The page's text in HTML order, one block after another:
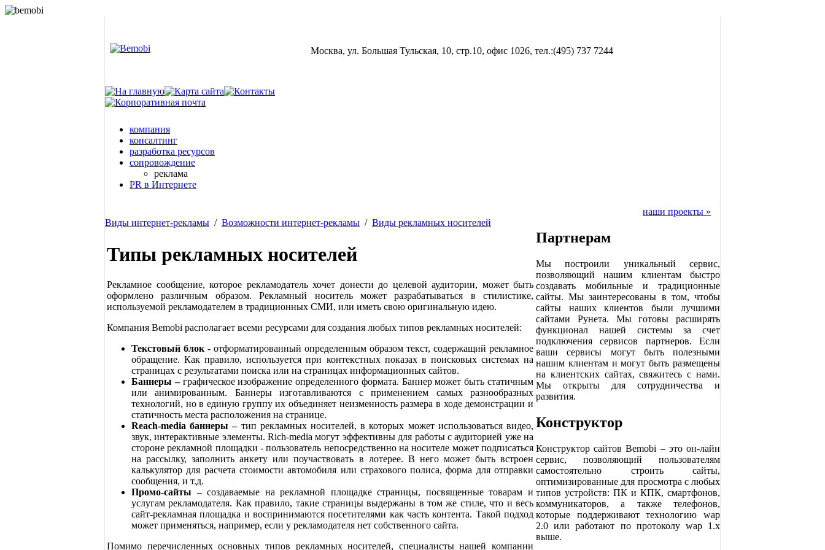
Москва, ул. Большая Тульская, 10, стр.10, офис 1026, тел.:(495) 737 7244
компания
консалтинг
разработка ресурсов
сопровождение
реклама
PR в Интернете
наши проекты »
Виды интернет-рекламы / Возможности интернет-рекламы / Виды рекламных носителей
Типы рекламных носителей
Рекламное сообщение, которое рекламодатель хочет донести до целевой аудитории, может быть
оформлено различным образом. Рекламный носитель может разрабатываться в стилистике,
используемой рекламодателем в традиционных СМИ, или иметь свою оригинальную идею.
Компания Bemobi располагает всеми ресурсами для создания любых типов рекламных носителей:
Текстовый блок - отформатированный определенным образом текст, содержащий рекламное
обращение. Как правило, используется при контекстных показах в поисковых системах на
страницах с результатами поиска или на страницах информационных сайтов.
Баннеры – графическое изображение определенного формата. Баннер может быть статичным
или анимированным. Баннерыизготавливаются с применением самых разнообразных
технологий, но в единую группу их объединяет неизменность размера в ходе демонстрации и
статичность места расположения на странице.
Reach-media баннеры – тип рекламных носителей, в которых может использоваться видео,
звук, интерактивные элементы. Rich-media могут эффективны для работы с аудиторией уже на
стороне рекламной площадки - пользователь непосредственно на носителе может подписаться
на рассылку, заполнить анкету или поучаствовать в лотерее. В него может быть встроен
калькулятор для расчета стоимости автомобиля или страхового полиса, форма для отправки
сообщения, и т.д.
Промо-сайты –создаваемые на рекламной площадке страницы, посвященные товарам и
услугам рекламодателя. Как правило, такие страницы выдержаны в том же стиле, что и весь
сайт-рекламная площадка и воспринимаются посетителями как часть контента. Такой подход
может применяться, например, если у рекламодателя нет собственного сайта.
Помимо перечисленных основных типов рекламных носителей, специалисты нашей компании
Партнерам
Мы построили уникальный сервис,
позволяющий нашим клиентам быстро
создавать мобильные и традиционные
сайты. Мы заинтересованы в том, чтобы
сайты наших клиентов были лучшими
сайтами Рунета. Мы готовы расширять
функционал нашей системы за счет
подключения сервисов партнеров. Если
ваши сервисы могут быть полезными
нашим клиентам и могут быть размещены
на клиентских сайтах, свяжитесь с нами.
Мы открыты для сотрудничества и
развития.
Конструктор
Конструктор сайтов Bemobi – это он-лайн
сервис, позволяющий пользователям
самостоятельно строить сайты,
оптимизированные для просмотра с любых
типов устройств: ПК и КПК, смартфонов,
коммуникаторов, а также телефонов,
которые поддерживают технологию wap
2.0 или работают по протоколу wap 1.x
выше.